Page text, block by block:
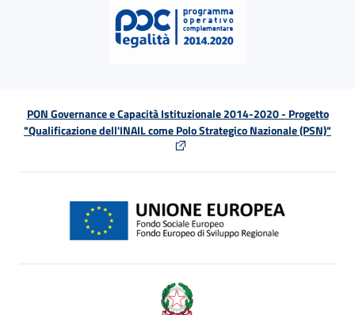
PON Governance e Capacità Istituzionale 2014-2020 - Progetto
"Qualificazione dell'INAIL come Polo Strategico Nazionale (PSN)"